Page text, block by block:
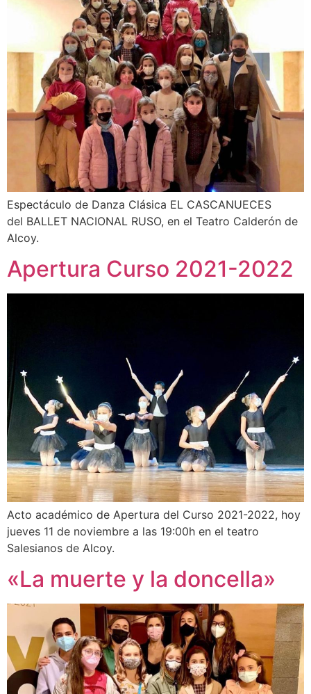
Espectáculo de Danza Clásica EL CASCANUECES
del BALLET NACIONAL RUSO, en el Teatro Calderón de
Alcoy.
Apertura Curso 2021-2022
Acto académico de Apertura del Curso 2021-2022, hoy
jueves 11 de noviembre a las 19:00h en el teatro
Salesianos de Alcoy.
«La muerte y la doncella»